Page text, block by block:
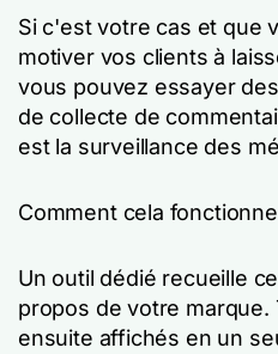
Si c'est votre cas et que
motiver vos clients à
vous pouvez essayer
de collecte de
est la surveillance des
Comment cela
Un outil dédié recueille
propos de votre
ensuite affichés en un